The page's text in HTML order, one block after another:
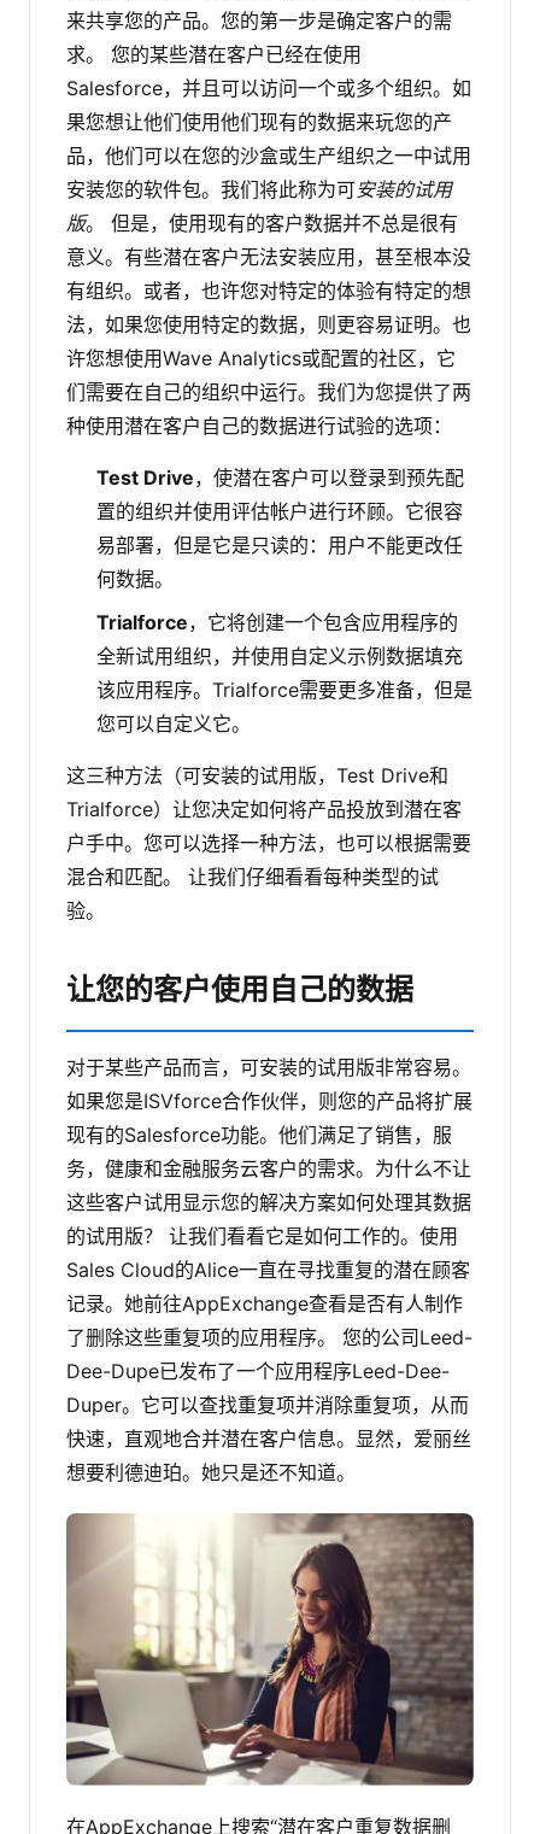
来共享您的产品。您的第一步是确定客户的需
求。
您的某些潜在客户已经在使用
Salesforce，并且可以访问一个或多个组织。如
果您想让他们使用他们现有的数据来玩您的产
品，他们可以在您的沙盒或生产组织之一中试用
安装您的软件包。我们将此称为可安装的试用
版。
但是，使用现有的客户数据并不总是很有
意义。有些潜在客户无法安装应用，甚至根本没
有组织。或者，也许您对特定的体验有特定的想
法，如果您使用特定的数据，则更容易证明。也
许您想使用Wave Analytics或配置的社区，它
们需要在自己的组织中运行。我们为您提供了两
种使用潜在客户自己的数据进行试验的选项：
Test Drive，使潜在客户可以登录到预先配
置的组织并使用评估帐户进行环顾。它很容
易部署，但是它是只读的：用户不能更改任
何数据。
Trialforce，它将创建一个包含应用程序的
全新试用组织，并使用自定义示例数据填充
该应用程序。Trialforce需要更多准备，但是
您可以自定义它。
这三种方法（可安装的试用版，Test Drive和
Trialforce）让您决定如何将产品投放到潜在客
户手中。您可以选择一种方法，也可以根据需要
混合和匹配。
让我们仔细看看每种类型的试
验。
让您的客户使用自己的数据
对于某些产品而言，可安装的试用版非常容易。
如果您是ISVforce合作伙伴，则您的产品将扩展
现有的Salesforce功能。他们满足了销售，服
务，健康和金融服务云客户的需求。为什么不让
这些客户试用显示您的解决方案如何处理其数据
的试用版？
让我们看看它是如何工作的。使用
Sales Cloud的Alice一直在寻找重复的潜在顾客
记录。她前往AppExchange查看是否有人制作
了删除这些重复项的应用程序。
您的公司Leed-
Dee-Dupe已发布了一个应用程序Leed-Dee-
Duper。它可以查找重复项并消除重复项，从而
快速，直观地合并潜在客户信息。显然，爱丽丝
想要利德迪珀。她只是还不知道。
在AppExchange上搜索“潜在客户重复数据删